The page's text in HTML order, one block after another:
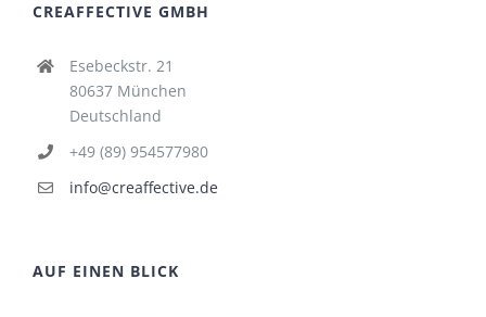
CREAFFECTIVE GMBH
Esebeckstr. 21
80637 München
Deutschland
+49 (89) 954577980
info@creaffective.de
AUF EINEN BLICK